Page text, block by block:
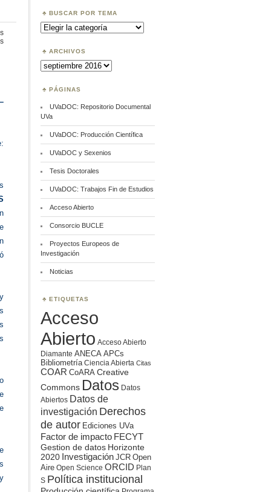
en
BUSCAR POR TEMA
Buscar
por
ARCHIVOS
Archivos
PÁGINAS
UVaDOC: Repositorio Documental
UVa
UVaDOC: Producción Científica
UVaDOC y Sexenios
Tesis Doctorales
UVaDOC: Trabajos Fin de Estudios
Acceso Abierto
Consorcio BUCLE
Proyectos Europeos de
Investigación
Noticias
ETIQUETAS
Acceso
Abierto Acceso Abierto
Diamante ANECA APCs
Bibliometría Ciencia Abierta Citas
COAR CoARA Creative
Commons Datos Datos
Abiertos Datos de
investigación Derechos
de autor Ediciones UVa
Factor de impacto FECYT
Gestion de datos Horizonte
2020 Investigación JCR Open
Aire Open Science ORCID Plan
S Política institucional